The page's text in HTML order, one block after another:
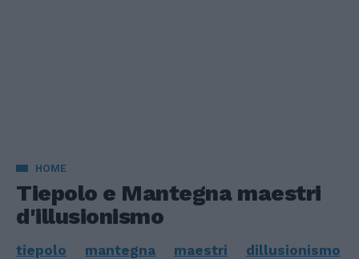
HOME
Tiepolo e Mantegna maestri
d'illusionismo
tiepolo mantegna maestri dillusionismo